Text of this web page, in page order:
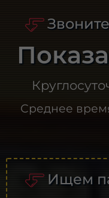
Среднее
Ищем